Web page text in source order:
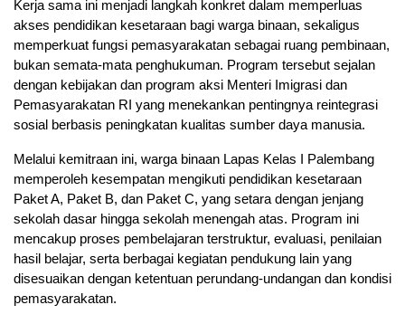
Kerja sama ini menjadi langkah konkret dalam memperluas
akses pendidikan kesetaraan bagi warga binaan, sekaligus
memperkuat fungsi pemasyarakatan sebagai ruang pembinaan,
bukan semata-mata penghukuman. Program tersebut sejalan
dengan kebijakan dan program aksi Menteri Imigrasi dan
Pemasyarakatan RI yang menekankan pentingnya reintegrasi
sosial berbasis peningkatan kualitas sumber daya manusia.
Melalui kemitraan ini, warga binaan Lapas Kelas I Palembang
memperoleh kesempatan mengikuti pendidikan kesetaraan
Paket A, Paket B, dan Paket C, yang setara dengan jenjang
sekolah dasar hingga sekolah menengah atas. Program ini
mencakup proses pembelajaran terstruktur, evaluasi, penilaian
hasil belajar, serta berbagai kegiatan pendukung lain yang
disesuaikan dengan ketentuan perundang-undangan dan kondisi
pemasyarakatan.